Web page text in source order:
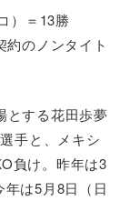
）＝13勝
約のノンタイト
とする花田歩夢
手と、メキシ
負け。昨年は3
は5月8日（日